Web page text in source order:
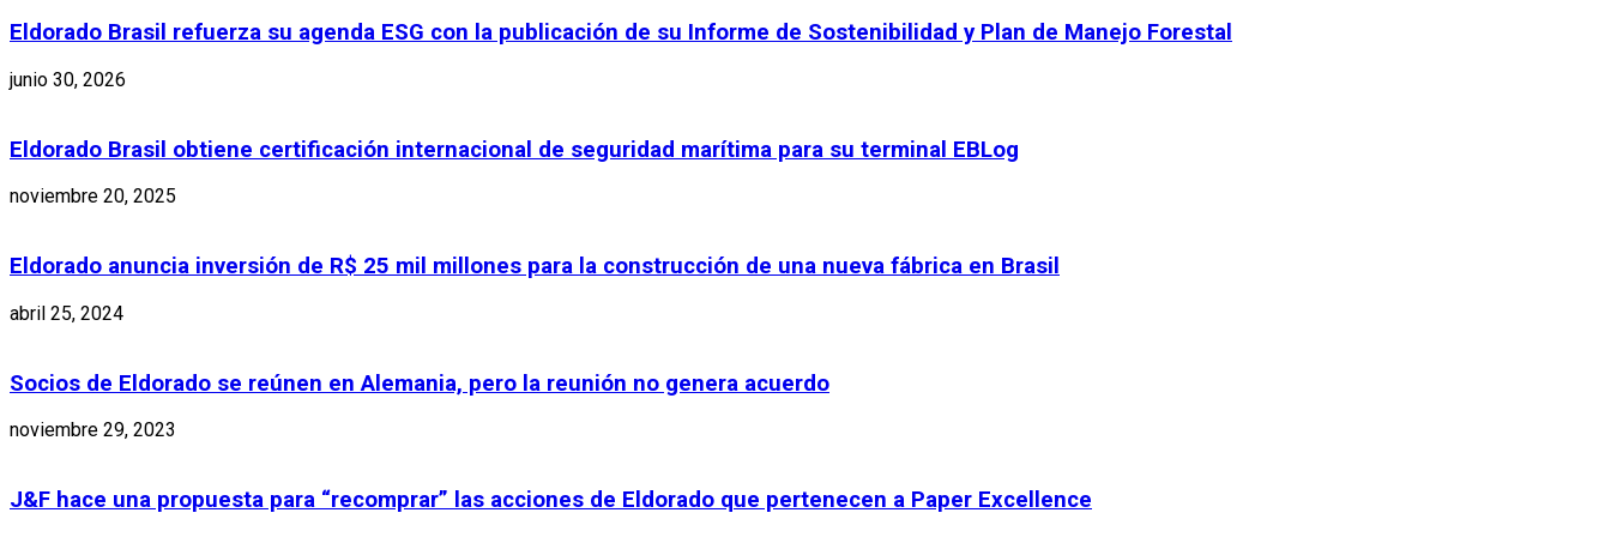
Eldorado Brasil refuerza su agenda ESG con la publicación de su Informe de Sostenibilidad y Plan de Manejo Forestal
junio 30, 2026
Eldorado Brasil obtiene certificación internacional de seguridad marítima para su terminal EBLog
noviembre 20, 2025
Eldorado anuncia inversión de R$ 25 mil millones para la construcción de una nueva fábrica en Brasil
abril 25, 2024
Socios de Eldorado se reúnen en Alemania, pero la reunión no genera acuerdo
noviembre 29, 2023
J&F hace una propuesta para “recomprar” las acciones de Eldorado que pertenecen a Paper Excellence